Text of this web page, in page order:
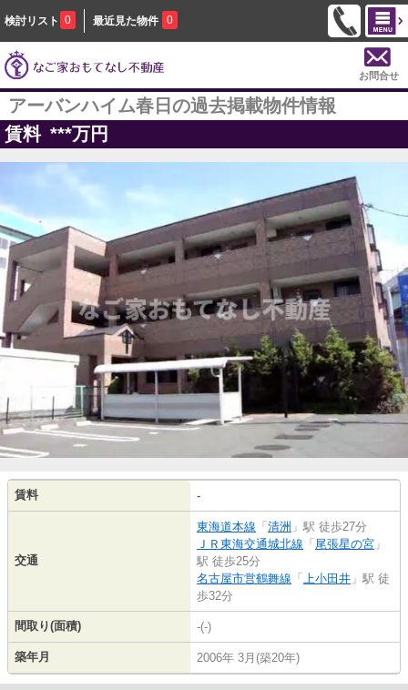
検討リスト 0 最近見た物件 0
お問合せ
アーバンハイム春日の過去掲載物件情報
賃料 ***万円
賃料 -
交通
東海道本線 「 清洲 」駅 徒歩27分
ＪＲ東海交通城北線 「 尾張星の宮 」
駅 徒歩25分
名古屋市営鶴舞線 「 上小田井 」駅 徒
歩32分
間取り(面積) -(-)
築年月 2006年 3月(築20年)